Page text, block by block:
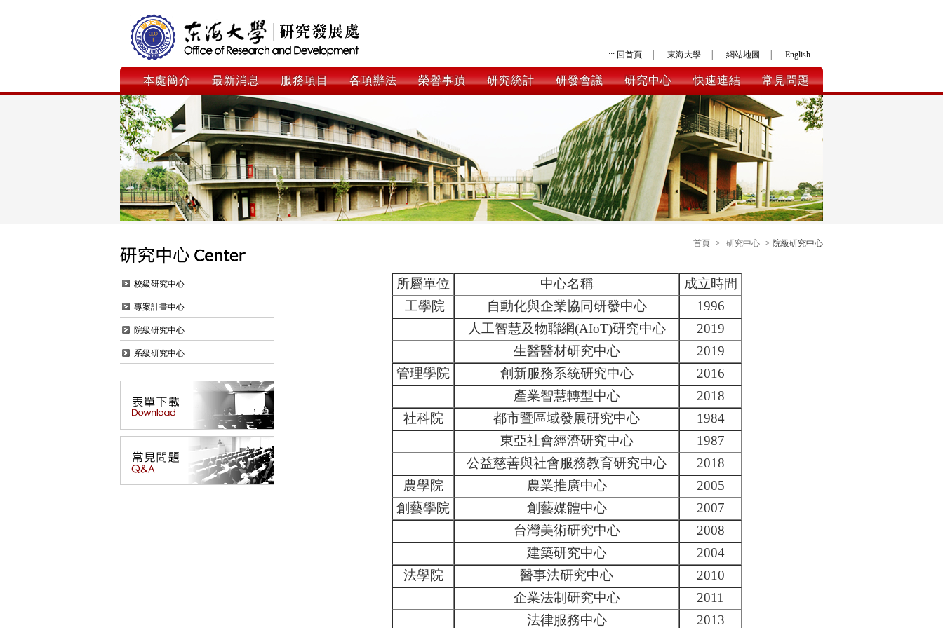
::: 回首頁 東海大學 網站地圖 English
本處簡介 最新消息 服務項目 各項辦法 榮譽事蹟 研究統計 研發會議 研究中心 快速連結 常見問題
校級研究中心
專案計畫中心
院級研究中心
系級研究中心
首頁 > 研究中心 > 院級研究中心
所屬單位 中心名稱
成立時間
工學院
自動化與企業協同研發中心
1996
人工智慧及物聯網(AIoT)研究中心
2019
生醫醫材研究中心
2019
管理學院
創新服務系統研究中心
2016
產業智慧轉型中心
2018
社科院
都市暨區域發展研究中心
1984
東亞社會經濟研究中心
1987
公益慈善與社會服務教育研究中心
2018
農學院
農業推廣中心
2005
創藝學院
創藝媒體中心
2007
台灣美術研究中心
2008
建築研究中心
2004
法學院
醫事法研究中心
2010
企業法制研究中心
2011
法律服務中心
2013